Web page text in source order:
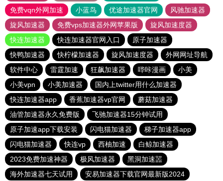
免费vqn外网加速
小蓝鸟 优途加速器官网
风驰加速器
旋风加速器
免费vps加速器外网苹果版
旋风加速度器
快连加速器
快连加速器官网入口
原子加速器
快鸭加速器
快柠檬加速器 旋风加速度器
外网网址导航
软件中心
雷霆加速 狂飙加速器 哔咔漫画
小美
小美vpn
小美加速器
国内上twitter用什么加速器
快连加速器app
香蕉加速器vp官网
蘑菇加速器
油管加速器永久免费版
飞驰加速器15分钟试用
原子加速app下载安装
闪电猫加速器
梯子加速器app
闪电猫加速器
快连vp 西柚加速
白鲸加速器
2023免费加速神器
极风加速器
黑洞加速噐
海外加速器七天试用
安易加速器下载官网最新版2024